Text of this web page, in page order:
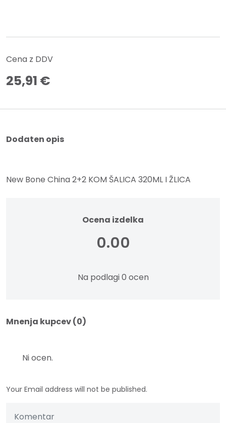
Cena z DDV
25,91 €
Dodaten opis
New Bone China 2+2 KOM ŠALICA 320ML I ŽLICA
Mnenja kupcev (0)
Ni ocen.
Your Email address will not be published.
Ocena izdelka
0.00
Na podlagi 0 ocen